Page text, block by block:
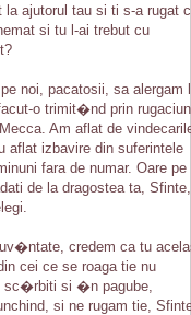
ajutorul tau si ti s-a rugat
si tu l-ai trebut cu
noi, pacatosii, sa alergam
o trimit�nd prin
Am aflat de
aflat izbavire din suferintele
fara de numar. Oare pe
de la dragostea ta, Sfinte,
credem ca tu
cei ce se roaga tie nu
sc�rbiti si �n pagube,
si ne rugam tie,